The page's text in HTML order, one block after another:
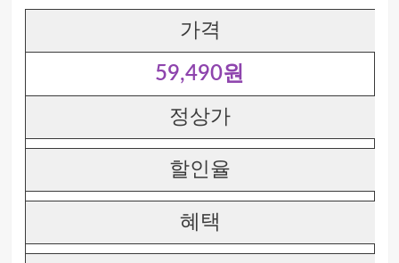
가격
59,490원
정상가
할인율
혜택